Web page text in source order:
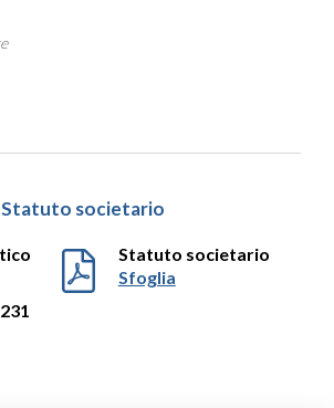
Statuto societario
Statuto societario
Sfoglia